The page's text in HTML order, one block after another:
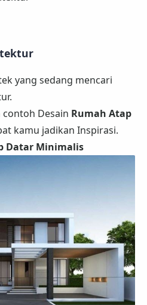
yang sedang mencari
Desain Rumah Atap
kamu jadikan Inspirasi.
Datar Minimalis